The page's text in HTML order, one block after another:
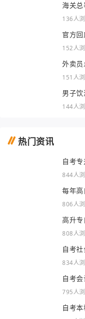
海关
136人
官方
152人
外卖
151人
男子
144人
热门资讯
自考
844人
每年高
806人
高升专
808人
自考
834人
自考
795人
自考